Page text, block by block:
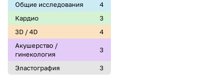
Общие исследования
4
Кардио
3
3D / 4D
4
Акушерство /
гинекология
3
Эластография 3